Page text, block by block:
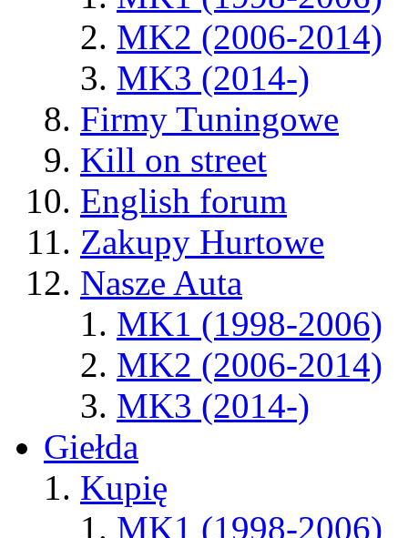
MK2 (2006-2014)
MK3 (2014-)
Firmy Tuningowe
Kill on street
English forum
Zakupy Hurtowe
Nasze Auta
MK1 (1998-2006)
MK2 (2006-2014)
MK3 (2014-)
Giełda
Kupię
MK1 (1998-2006)